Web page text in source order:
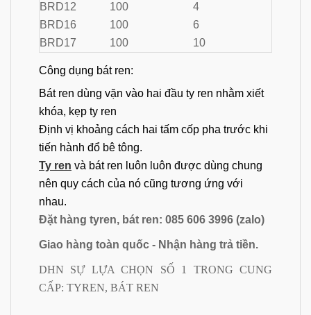
BRD12
100
4
BRD16
100
6
BRD17
100 10
Công dụng bát ren:
Bát ren dùng vặn vào hai đầu ty ren nhằm xiết
khóa, kẹp ty ren
Định vị khoảng cách hai tấm cốp pha trước khi
tiến hành đổ bê tông.
Ty ren và bát ren luôn luôn được dùng chung
nên quy cách của nó cũng tương ứng với
nhau.
Đặt hàng tyren, bát ren: 085 606 3996 (zalo)
Giao hàng toàn quốc - Nhận hàng trả tiền.
DHN SỰ LỰA CHỌN SỐ 1 TRONG CUNG
CẤP: TYREN, BÁT REN